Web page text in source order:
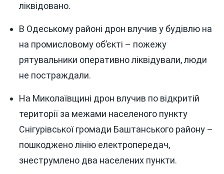
ліквідовано.
В Одеському районі дрон влучив у будівлю на
на промисловому об’єкті – пожежу
рятувальники оперативно ліквідували, люди
не постраждали.
На Миколаївщині дрон влучив по відкритій
території за межами населеного пункту
Снігурівської громади Баштанського району –
пошкоджено лінію електропередач,
знеструмлено два населених пункти.